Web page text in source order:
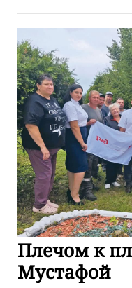
Плечом к
Мустафой